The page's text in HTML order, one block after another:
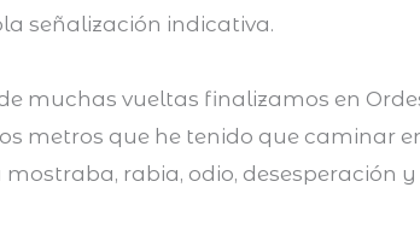
señalización indicativa.
muchas vueltas finalizamos en
metros que he tenido que caminar
rabia, odio, desesperación